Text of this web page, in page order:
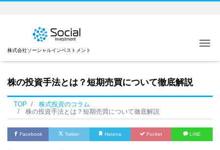
株式会社ソーシャルインベストメント
株の投資手法とは？短期売買について徹底解説
TOP
株式投資のコラム
株の投資手法とは？短期売買について徹底解説
Facebook Twitter Hatena Pocket LINE